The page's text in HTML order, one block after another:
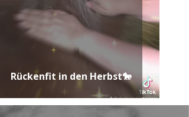
Rückenfit in den Herbst🐎